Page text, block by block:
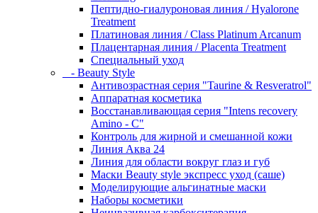
Пептидно-гиалуроновая линия / Hyalorone
Treatment
Платиновая линия / Class Platinum Arcanum
Плацентарная линия / Placenta Treatment
Специальный уход
- Beauty Style
Антивозрастная серия "Taurine & Resveratrol"
Аппаратная косметика
Восстанавливающая серия "Intens recovery
Amino - C"
Контроль для жирной и смешанной кожи
Линия Аква 24
Линия для области вокруг глаз и губ
Маски Beauty style экспресс уход (саше)
Моделирующие альгинатные маски
Наборы косметики